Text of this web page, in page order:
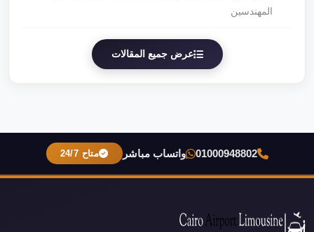
المهندسين
عرض جميع المقالات
01000948802 واتساب مباشر متاح 24/7